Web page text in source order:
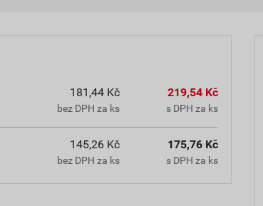
181,44 Kč
bez DPH za ks
219,54 Kč
s DPH za ks
145,26 Kč
bez DPH za ks
175,76 Kč
s DPH za ks